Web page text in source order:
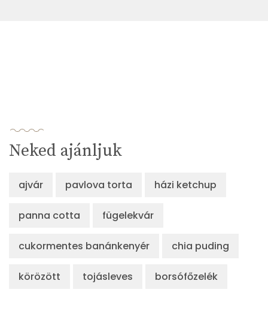
Neked ajánljuk
ajvár pavlova torta házi ketchup
panna cotta fügelekvár
cukormentes banánkenyér chia puding
körözött tojásleves borsófőzelék